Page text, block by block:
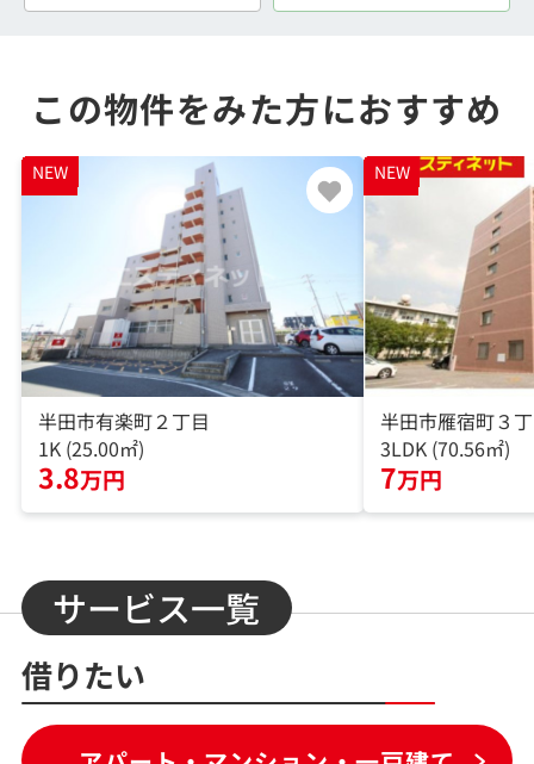
この物件をみた方におすすめ
NEW
NEW
半田市有楽町２丁目
1K (25.00㎡)
3.8万円
NEW
NEW
半田市雁宿町３
3LDK (70.56㎡)
7万円
サービス一覧
借りたい